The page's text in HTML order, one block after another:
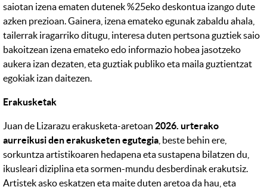
saiotan izena ematen dutenek %25eko deskontua izango dute
azken prezioan. Gainera, izena emateko egunak zabaldu ahala,
tailerrak iragarriko ditugu, interesa duten pertsona guztiek saio
bakoitzean izena emateko edo informazio hobea jasotzeko
aukera izan dezaten, eta guztiak publiko eta maila guztientzat
egokiak izan daitezen.
Erakusketak
Juan de Lizarazu erakusketa-aretoan 2026. urterako
aurreikusi den erakusketen egutegia , beste behin ere,
sorkuntza artistikoaren hedapena eta sustapena bilatzen du,
ikusleari diziplina eta sormen-mundu desberdinak erakutsiz.
Artistek asko eskatzen eta maite duten aretoa da hau, eta